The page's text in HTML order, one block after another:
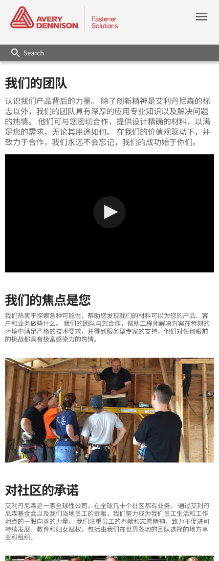
menu
search
我们的团队
认识我们产品背后的力量。 除了创新精神是艾利丹尼森的标
志以外，我们的团队具有深厚的应用专业知识以及解决问题
的热情。 他们可与您密切合作，提供设计精确的材料，以满
足您的需求，无论其用途如何。 在我们的价值观驱动下，并
致力于合作，我们永远不会忘记，我们的成功始于你们。
我们的焦点是您
我们热衷于探索各种可能性，帮助您发现我们的材料可以为您的产品、客
户和业务做些什么。 我们的团队与您合作，帮助工程师解决方案在苛刻的
环境中满足严格的技术要求，并得到服务型专家的支持，他们对任何眼前
的挑战都具有极富感染力的热情。
对社区的承诺
艾利丹尼森是一家全球性公司，在全球几十个社区都有业务。 通过艾利丹
尼森基金会以及我们当地员工的贡献，我们努力成为我们员工生活和工作
地点的一股向善的力量。 我们注重员工的奉献和志愿精神，致力于促进可
持续发展、教育和妇女赋权，包括由我们在世界各地的团队选择的地方事
业和组织。